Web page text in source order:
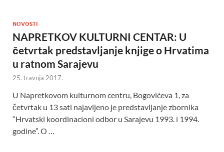
NOVOSTI
NAPRETKOV KULTURNI CENTAR: U
četvrtak predstavljanje knjige o Hrvatima
u ratnom Sarajevu
25. travnja 2017.
U Napretkovom kulturnom centru, Bogovićeva 1, za
četvrtak u 13 sati najavljeno je predstavljanje zbornika
“Hrvatski koordinacioni odbor u Sarajevu 1993. i 1994.
godine”. O …